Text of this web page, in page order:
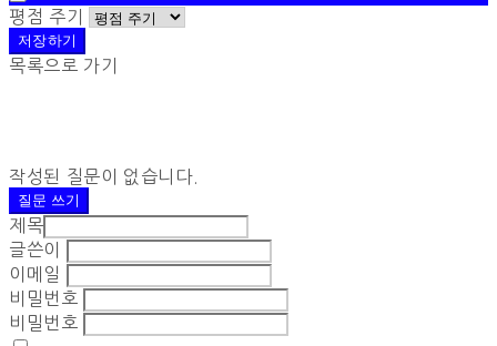
평점 주기
저장하기
목록으로 가기
작성된 질문이 없습니다.
질문 쓰기
제목
글쓴이
이메일
비밀번호
비밀번호